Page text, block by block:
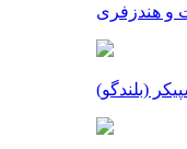
و هندزفری
(بلندگو)